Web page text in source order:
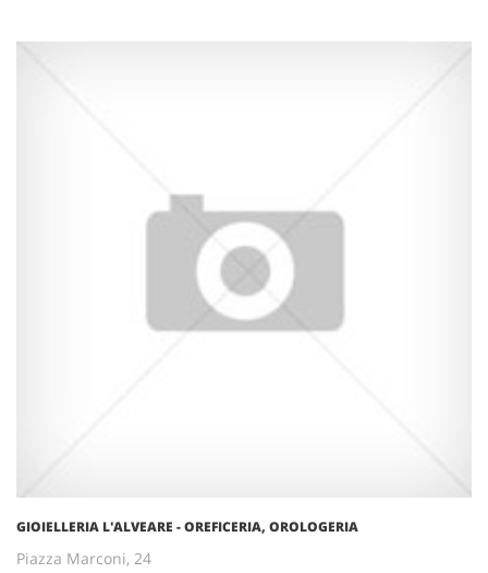
GIOIELLERIA L'ALVEARE - OREFICERIA, OROLOGERIA
Piazza Marconi, 24